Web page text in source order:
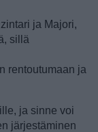
ja Majori,
sillä
rentoutumaan ja
ja sinne voi
järjestäminen